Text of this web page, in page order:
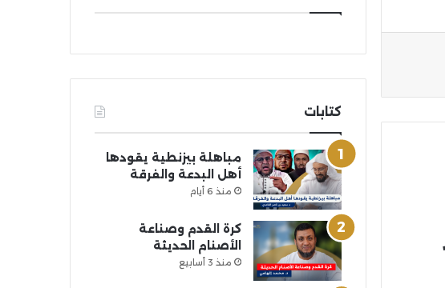
كتابات
مباهلة بيزنطية يقودها
أهل البدعة والفرقة
منذ 6 أيام
كرة القدم وصناعة
الأصنام الحديثة
منذ 3 أسابيع